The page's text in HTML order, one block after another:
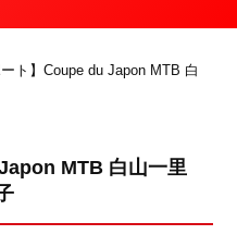
ト】Coupe du Japon MTB 白
MTB 白山一里